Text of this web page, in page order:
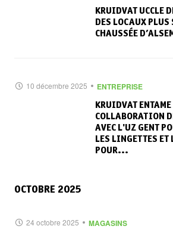
KRUIDVAT UCCLE
DES LOCAUX
CHAUSSÉE
10 décembre 2025 ENTREPRISE
KRUIDVAT ENTAME
COLLABORATION
AVEC L'UZ GENT
LES LINGETTES
POUR...
OCTOBRE 2025
24 octobre 2025 MAGASINS